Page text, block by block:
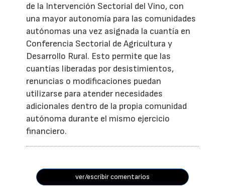
de la Intervención Sectorial del Vino, con
una mayor autonomía para las comunidades
autónomas una vez asignada la cuantía en
Conferencia Sectorial de Agricultura y
Desarrollo Rural. Esto permite que las
cuantías liberadas por desistimientos,
renuncias o modificaciones puedan
utilizarse para atender necesidades
adicionales dentro de la propia comunidad
autónoma durante el mismo ejercicio
financiero.
ver/escribir comentarios